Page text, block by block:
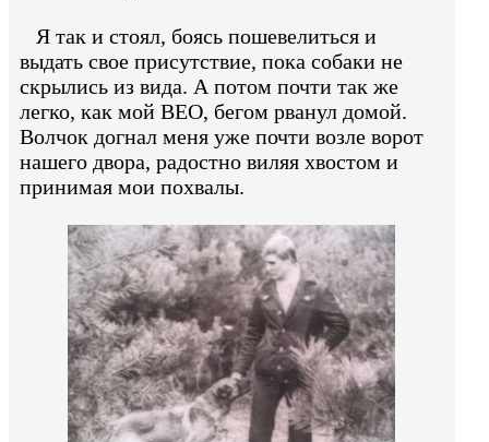
Я так и стоял, боясь пошевелиться и
выдать свое присутствие, пока собаки не
скрылись из вида. А потом почти так же
легко, как мой ВЕО, бегом рванул домой.
Волчок догнал меня уже почти возле ворот
нашего двора, радостно виляя хвостом и
принимая мои похвалы.